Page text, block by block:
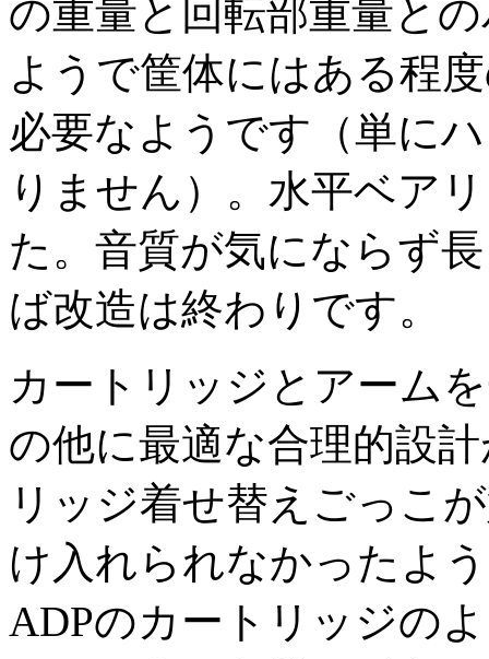
の重量と回転部重量と
ようで筐体にはある程
必要なようです（単に
りません）。水平ベア
た。音質が気にならず
ば改造は終わりです。
カートリッジとアーム
の他に最適な合理的設
リッジ着せ替えごっこ
け入れられなかったよ
ADPのカートリッジの